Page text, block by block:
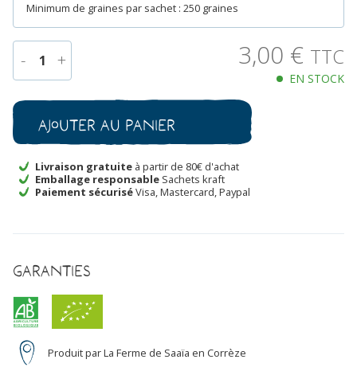
Minimum de graines par sachet : 250 graines
- 1 +
de
Immortelle
à
en
mélange
Bio
3,00 € TTC
EN STOCK
Ajouter au panier
Livraison gratuite à partir de 80€ d'achat
Emballage responsable Sachets kraft
Paiement sécuriséVisa, Mastercard, Paypal
Garanties
Produit par La Ferme de Saaïa en Corrèze